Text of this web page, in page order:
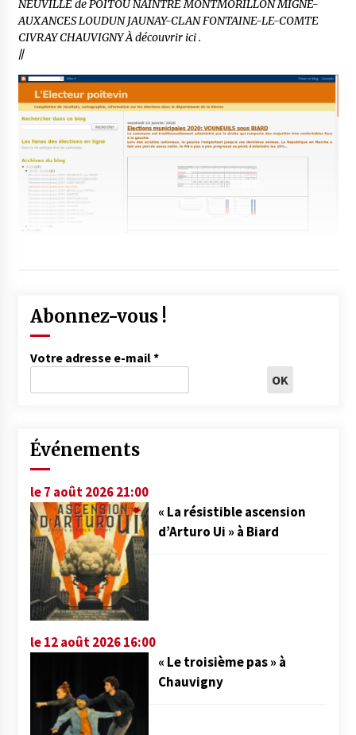
NEUVILLE de POITOU NAINTRE MONTMORILLON MIGNE-
AUXANCES LOUDUN JAUNAY-CLAN FONTAINE-LE-COMTE
CIVRAY CHAUVIGNY À découvrir ici .
//
Abonnez-vous !
Votre adresse e-mail*
Événements
le 7 août 2026 21:00
« La résistible ascension
d’Arturo Ui » à Biard
le 12 août 2026 16:00
« Le troisième pas » à
Chauvigny